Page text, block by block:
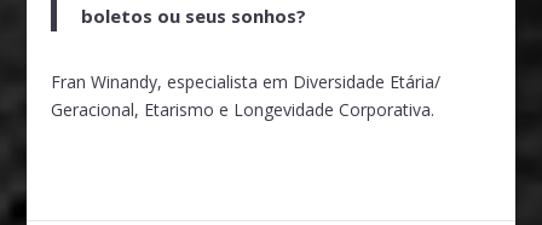
boletos ou seus sonhos?
Fran Winandy, especialista em Diversidade Etária/
Geracional, Etarismo e Longevidade Corporativa.